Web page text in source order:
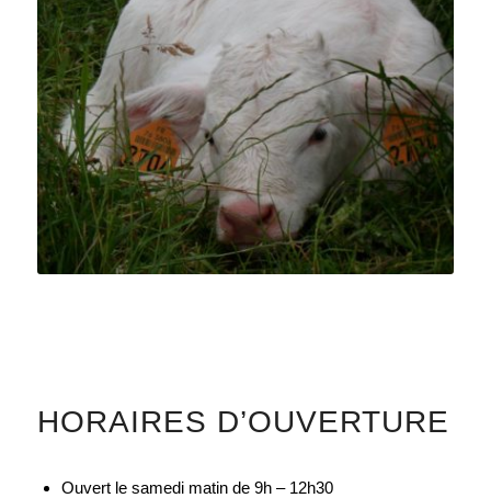
HORAIRES D’OUVERTURE
Ouvert le samedi matin de 9h – 12h30